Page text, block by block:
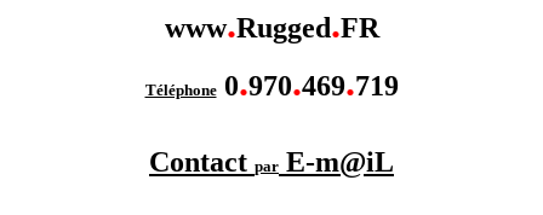
www.Rugged.FR
Téléphone0.970.469.719
Contact par E-m@iL